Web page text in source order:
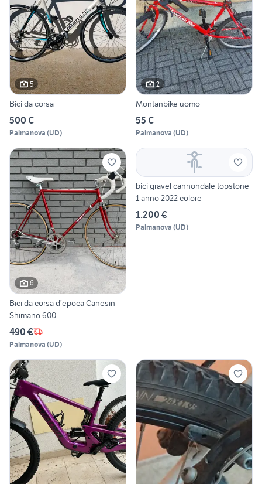
5
Bici da corsa
500 €
Palmanova (UD)
2
Montanbike uomo
55 €
Palmanova (UD)
6
Bici da corsa d’epoca Canesin
Shimano 600
490 €
Palmanova (UD)
bici gravel cannondale topstone
1 anno 2022 colore
1.200 €
Palmanova (UD)